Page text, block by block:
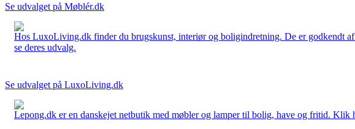
Se udvalget på Møblér.dk
Hos LuxoLiving.dk finder du brugskunst, interiør og boligindretning. De er godkendt
se deres udvalg.
Se udvalget på LuxoLiving.dk
Lepong.dk er en danskejet netbutik med møbler og lamper til bolig, have og fritid. Klik